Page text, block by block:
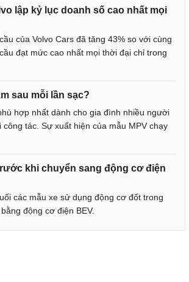
lập kỷ lục doanh số cao nhất mọi
của Volvo Cars đã tăng 43% so với cùng
đạt mức cao nhất mọi thời đại chỉ trong
sau mỗi lần sạc?
hợp nhất dành cho gia đình nhiều người
tác. Sự xuất hiện của mẫu MPV chạy
khi chuyển sang động cơ điện
các mẫu xe sử dụng động cơ đốt trong
động cơ điện BEV.